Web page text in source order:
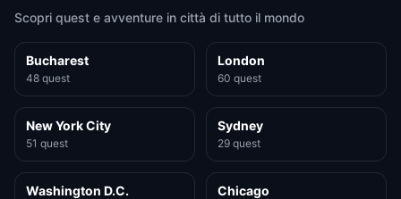
Scopri quest e avventure in città di tutto il mondo
Bucharest
48 quest
London
60 quest
New York City
51 quest
Sydney
29 quest
Washington D.C. Chicago